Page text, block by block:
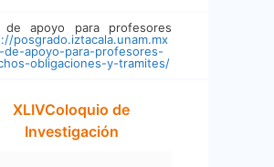
de apoyo para profesores
posgrado.iztacala.unam.mx
de-apoyo-para-profesores-
obligaciones-y-tramites/
XLIVColoquio de
Investigación